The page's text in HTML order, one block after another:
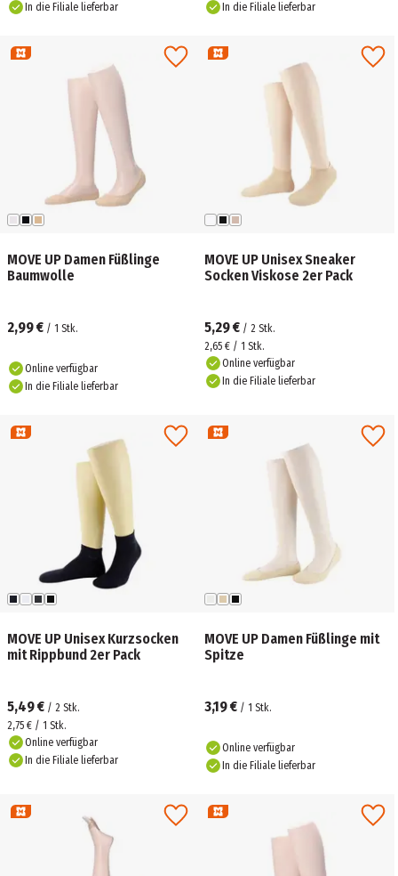
In die Filiale lieferbar
In die Filiale lieferbar
MOVE UP Damen Füßlinge
Baumwolle
2,99 € / 1 Stk.
Online verfügbar
In die Filiale lieferbar
MOVE UP Unisex Sneaker
Socken Viskose 2er Pack
5,29 € / 2 Stk.
2,65 € / 1 Stk.
Online verfügbar
In die Filiale lieferbar
MOVE UP Unisex Kurzsocken
mit Rippbund 2er Pack
5,49 € / 2 Stk.
2,75 € / 1 Stk.
Online verfügbar
In die Filiale lieferbar
MOVE UP Damen Füßlinge mit
Spitze
3,19 € / 1 Stk.
Online verfügbar
In die Filiale lieferbar